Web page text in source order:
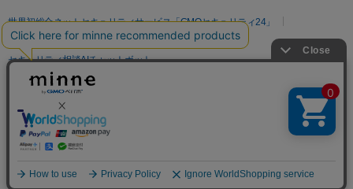
世界初総合ネットセキュリティサービス「GMOセキュリティ24」
パスワード漏洩診断
Webサイトリスク診断
セキュリティ相談AIチャットボット
実在証明・盗聴対策
サイバー攻撃対策（GMO Flatt Security）
セキュリティ事業の軌跡